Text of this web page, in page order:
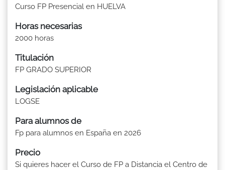
Curso FP Presencial en HUELVA
Horas necesarias
2000 horas
Titulación
FP GRADO SUPERIOR
Legislación aplicable
LOGSE
Para alumnos de
Fp para alumnos en España en 2026
Precio
Si quieres hacer el Curso de FP a Distancia el Centro de